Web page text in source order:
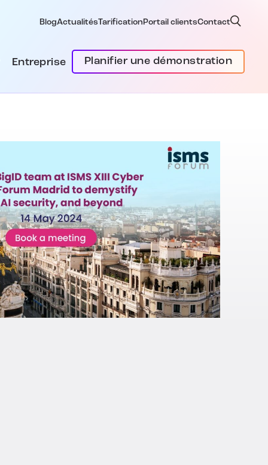
BlogActualitésTarification Portail clientsContact
Entreprise Planifier une démonstration